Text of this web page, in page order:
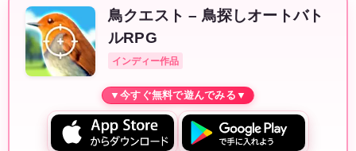
鳥クエスト – 鳥探しオートバト
ルRPG
インディー作品